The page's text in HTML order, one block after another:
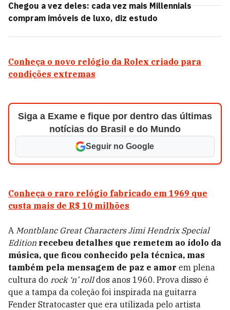
Chegou a vez deles: cada vez mais Millennials
compram imóveis de luxo, diz estudo
Conheça o novo relógio da Rolex criado para
condições extremas
Siga a Exame e fique por dentro das últimas
notícias do Brasil e do Mundo
Seguir no Google
Conheça o raro relógio fabricado em 1969 que
custa mais de R$ 10 milhões
A Montblanc Great Characters Jimi Hendrix Special
Edition recebeu detalhes que remetem ao ídolo da
música, que ficou conhecido pela técnica, mas
também pela mensagem de paz e amor em plena
cultura do rock ‘n’ rolldos anos 1960. Prova disso é
que a tampa da coleção foi inspirada na guitarra
Fender Stratocaster que era utilizada pelo artista